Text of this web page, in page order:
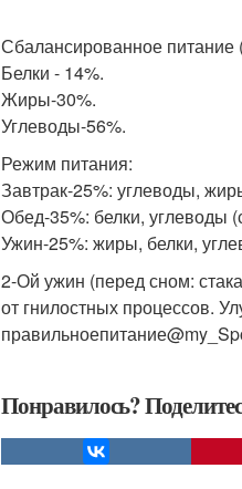
Сбалансированное питание
Белки - 14%.
Жиры-30%.
Углеводы-56%.
Режим питания:
Завтрак-25%: углеводы,
Обед-35%: белки, углеводы
Ужин-25%: жиры, белки,
2-Ой ужин (перед сном:
от гнилостных процессов.
Понравилось?